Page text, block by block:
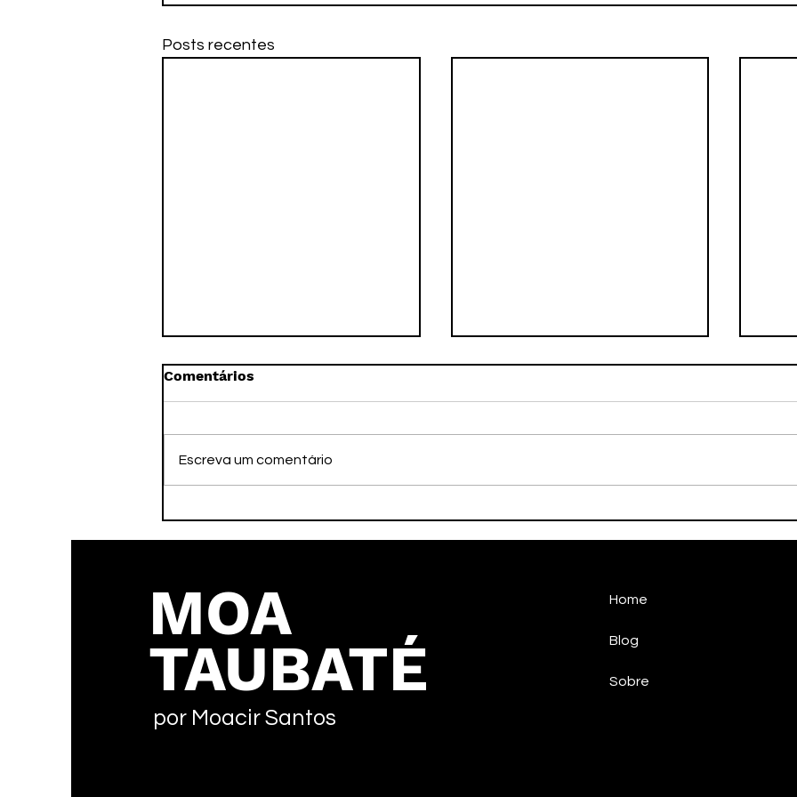
Posts recentes
Comentários
Escreva um comentário
MOA
TAUBATÉ
por Moacir Santos
Home
Blog
Sobre